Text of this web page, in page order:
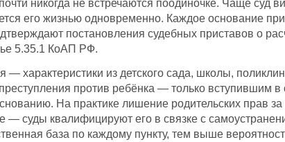
никогда не встречаются поодиночке. Чаще суд
его жизнью одновременно. Каждое основание
постановления судебных приставов о
5.35.1 КоАП РФ.
— характеристики из детского сада, школы,
против ребёнка — только вступившим
На практике лишение родительских прав за
— суды квалифицируют его в связке с
база по каждому пункту, тем выше